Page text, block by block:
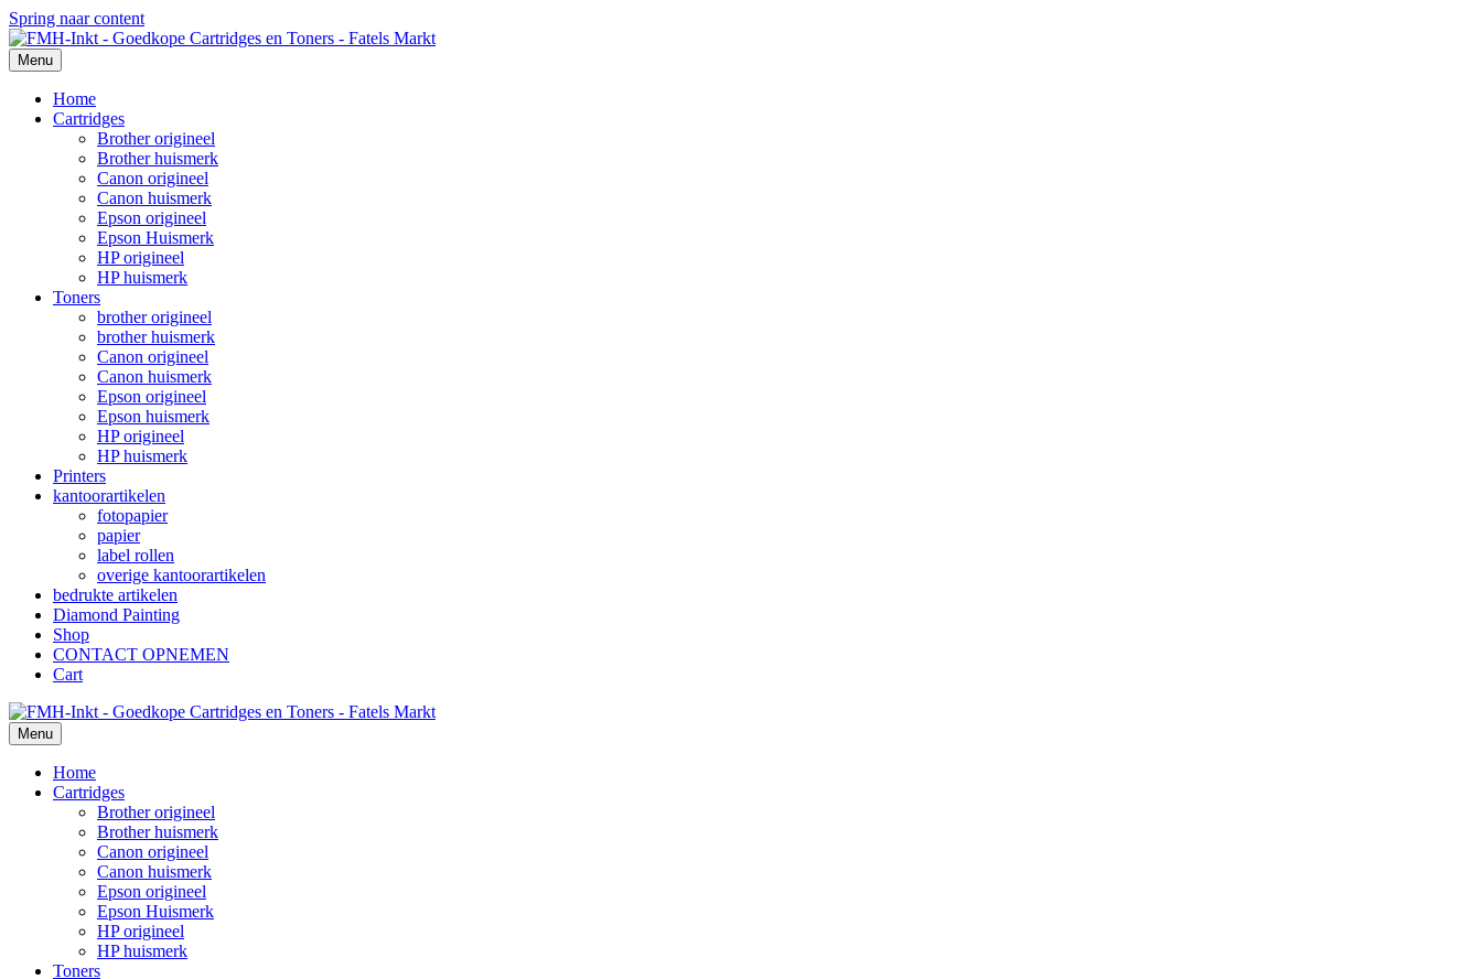
Spring naar content
Menu
Home
Cartridges
Brother origineel
Brother huismerk
Canon origineel
Canon huismerk
Epson origineel
Epson Huismerk
HP origineel
HP huismerk
Toners
brother origineel
brother huismerk
Canon origineel
Canon huismerk
Epson origineel
Epson huismerk
HP origineel
HP huismerk
Printers
kantoorartikelen
fotopapier
papier
label rollen
overige kantoorartikelen
bedrukte artikelen
Diamond Painting
Shop
CONTACT OPNEMEN
Cart
Menu
Home
Cartridges
Brother origineel
Brother huismerk
Canon origineel
Canon huismerk
Epson origineel
Epson Huismerk
HP origineel
HP huismerk
Toners